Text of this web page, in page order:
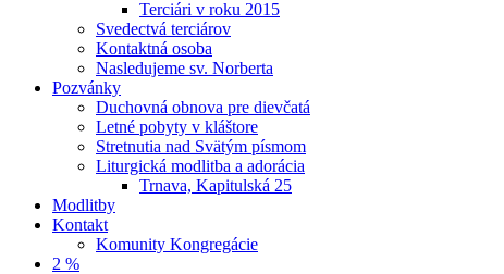
Terciári v roku 2015
Svedectvá terciárov
Kontaktná osoba
Nasledujeme sv. Norberta
Pozvánky
Duchovná obnova pre dievčatá
Letné pobyty v kláštore
Stretnutia nad Svätým písmom
Liturgická modlitba a adorácia
Trnava, Kapitulská 25
Modlitby
Kontakt
Komunity Kongregácie
2 %